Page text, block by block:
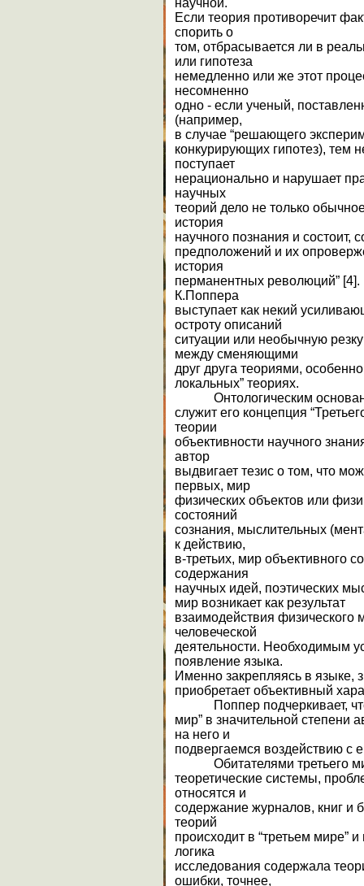
Если теория противоречит
спорить о
том, отбрасывается ли в
или гипотеза
немедленно или же этот
несомненно
одно - если ученый,
(например,
в случае “решающего
конкурирующих гипотез), тем
поступает
нерационально и нарушает
научных
теорий дело не только
история
научного познания и
предположений и их
история
перманентных революций”
К.Поппера
выступает как некий
остроту описаний
ситуации или необычную
между сменяющими
друг друга теориями,
локальных” теориях.
Онтологическим
служит его концепция
теории
объективности научного
автор
выдвигает тезис о том, что
первых, мир
физических объектов или
состояний
сознания, мыслительных
к действию,
в-третьих, мир объективного
содержания
научных идей, поэтических
мир возникает как результат
взаимодействия физического
человеческой
деятельности. Необходимым
появление языка.
Именно закрепляясь в языке,
приобретает объективный
Поппер подчеркивает, что
мир” в значительной степени
на него и
подвергаемся воздействию с
Обитателями третьего
теоретические системы,
относятся и
содержание журналов, книг и
теорий
происходит в “третьем мире”
логика
исследования содержала
ошибки, точнее,